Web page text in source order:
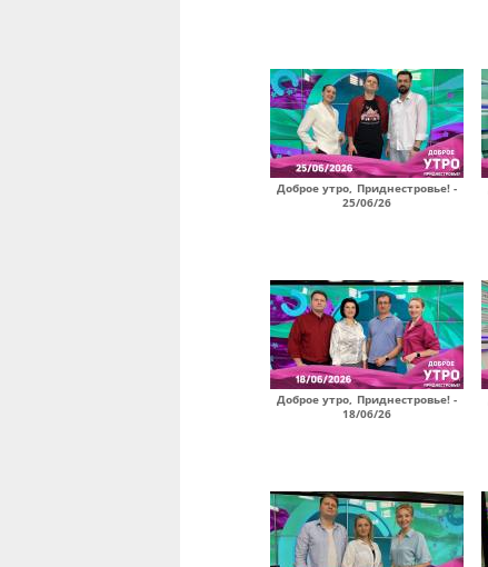
Доброе утро, Приднестровье! -
25/06/26
Доброе утро, Приднестровье! -
18/06/26